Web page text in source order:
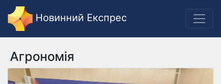
Новинний Експрес
Агрономія